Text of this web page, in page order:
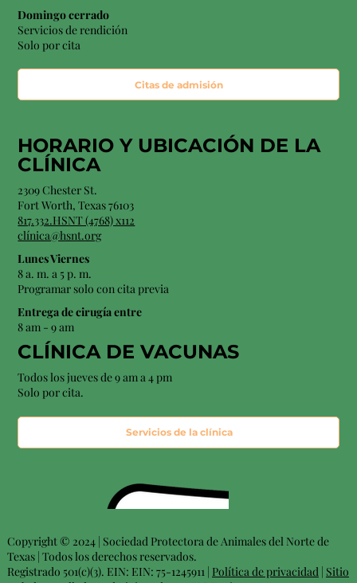
Domingo cerrado
Servicios de rendición
Solo por cita
Citas de admisión
HORARIO Y UBICACIÓN DE LA
CLÍNICA
2309 Chester St.
Fort Worth, Texas 76103
817.332.HSNT (4768) x112
clínica@hsnt.org
Lunes Viernes
8 a. m. a 5 p. m.
Programar solo con cita previa
Entrega de cirugía entre
8 am - 9 am
CLÍNICA DE VACUNAS
Todos los jueves de 9 am a 4 pm
Solo por cita.
Servicios de la clínica
Copyright © 2024 | Sociedad Protectora de Animales del Norte de
Texas | Todos los derechos reservados.
Registrado 501(c)(3). EIN: EIN: 75-1245911 | Política de privacidad| Sitio